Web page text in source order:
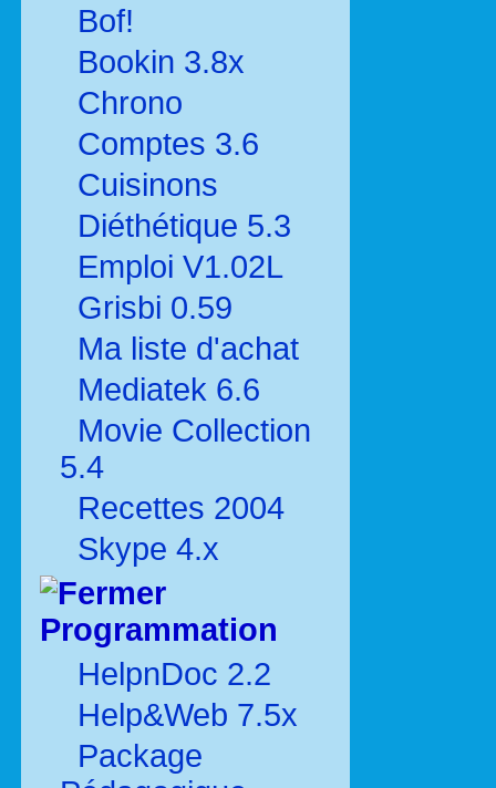
Bof!
Bookin 3.8x
Chrono
Comptes 3.6
Cuisinons
Diéthétique 5.3
Emploi V1.02L
Grisbi 0.59
Ma liste d'achat
Mediatek 6.6
Movie Collection
5.4
Recettes 2004
Skype 4.x
Programmation
HelpnDoc 2.2
Help&Web 7.5x
Package